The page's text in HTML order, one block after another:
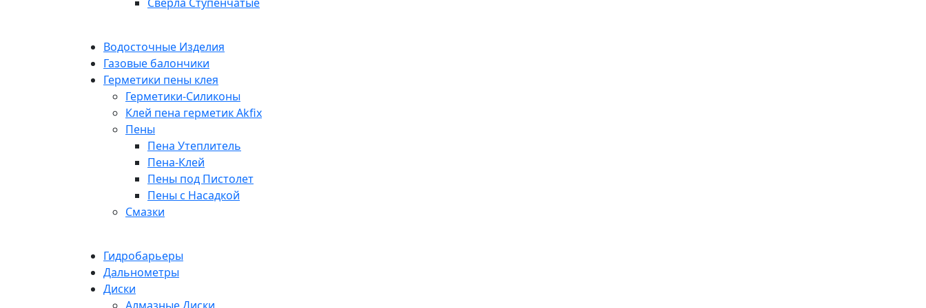
Водосточные Изделия
Газовые балончики
Герметики пены клея
Герметики-Силиконы
Клей пена герметик Akfix
Пены
Пена Утеплитель
Пена-Клей
Пены под Пистолет
Пены с Насадкой
Смазки
Гидробарьеры
Дальнометры
Диски